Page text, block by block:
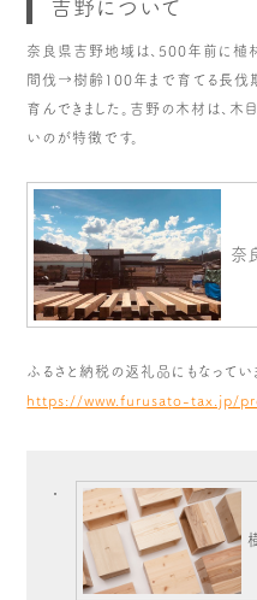
吉野について
奈良県吉野地域は、500年前に植
間伐→樹齢100年まで育てる長伐
育んできました。吉野の木材は、木
いのが特徴です。
ふるさと納税の返礼品にもなってい
https://www.furusato-tax.jp/